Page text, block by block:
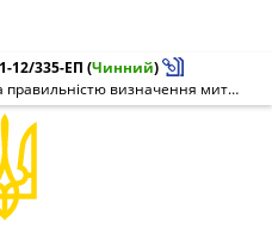
12/335-ЕП (Чинний)
Щодо посилення контролю за правильністю визначення митної вартості товарів